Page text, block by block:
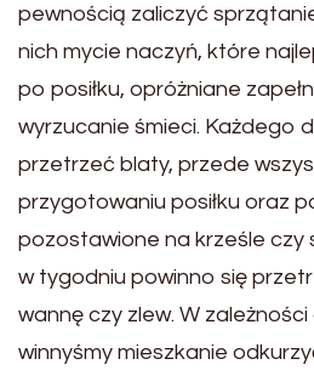
pewnością zaliczyć
nich mycie naczyń, które
po posiłku, opróżniane
wyrzucanie śmieci. Każdego
przetrzeć blaty, przede
przygotowaniu posiłku oraz
pozostawione na krześle czy
w tygodniu powinno się
wannę czy zlew. W
winnyśmy mieszkanie